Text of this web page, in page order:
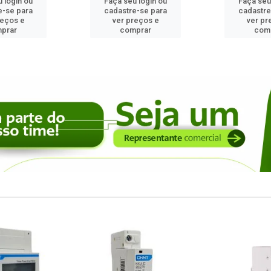
se para
e
cadastre-se para
ver preços e
comprar
ver